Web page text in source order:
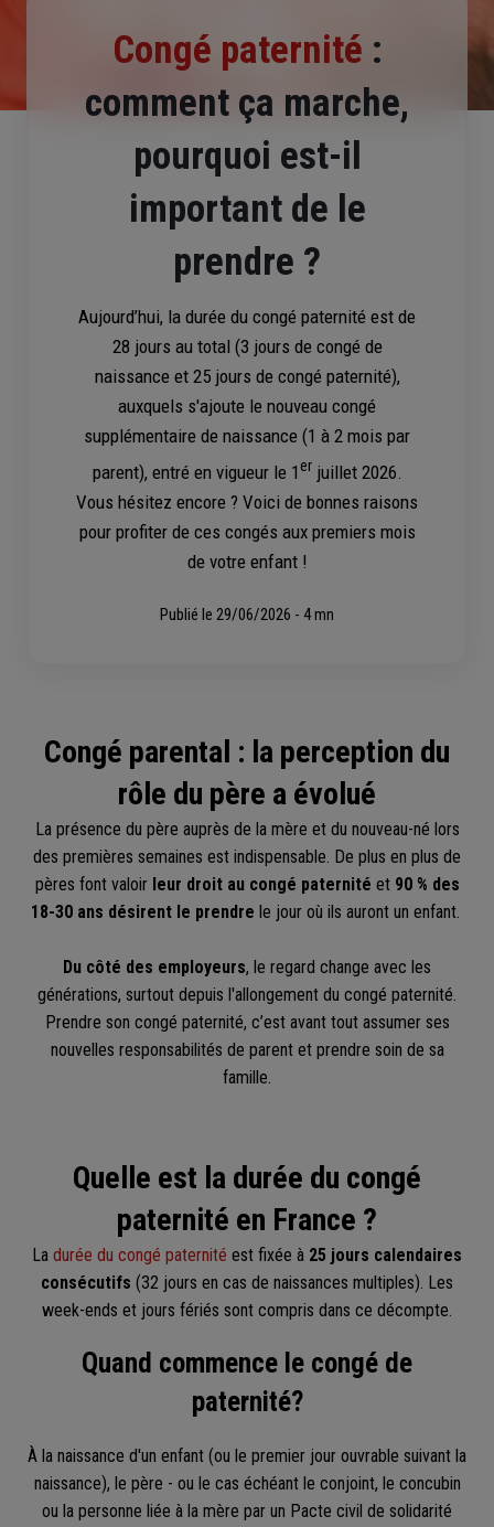
Congé paternité :
comment ça marche,
pourquoi est-il
important de le
prendre ?
Aujourd’hui, la durée du congé paternité est de
28 jours au total (3 jours de congé de
naissance et 25 jours de congé paternité),
auxquels s'ajoute le nouveau congé
supplémentaire de naissance (1 à 2 mois par
parent), entré en vigueur le 1er juillet 2026.
Vous hésitez encore ? Voici de bonnes raisons
pour profiter de ces congés aux premiers mois
de votre enfant !
Publié le 29/06/2026 - 4 mn
Congé parental : la perception du
rôle du père a évolué
La présence du père auprès de la mère et du nouveau-né lors
des premières semaines est indispensable. De plus en plus de
pères font valoir leur droit au congé paternité et 90 % des
18-30 ans désirent le prendre le jour où ils auront un enfant.
Du côté des employeurs, le regard change avec les
générations, surtout depuis l'allongement du congé paternité.
Prendre son congé paternité, c’est avant tout assumer ses
nouvelles responsabilités de parent et prendre soin de sa
famille.
Quelle est la durée du congé
paternité en France ?
La durée du congé paternité est fixée à 25 jours calendaires
consécutifs (32 jours en cas de naissances multiples). Les
week-ends et jours fériés sont compris dans ce décompte.
Quand commence le congé de
paternité?
À la naissance d'un enfant (ou le premier jour ouvrable suivant la
naissance), le père - ou le cas échéant le conjoint, le concubin
ou la personne liée à la mère par un Pacte civil de solidarité